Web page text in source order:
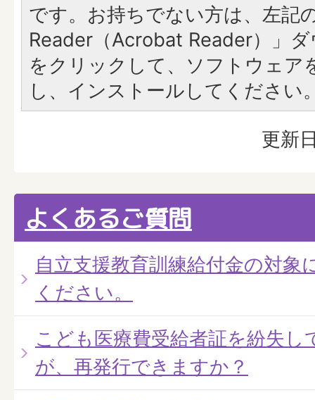
です。お持ちでない方は、左記
Reader（Acrobat Reader）」
をクリックして、ソフトウェア
し、インストールしてください
更新
よくあるご質問
自立支援教育訓練給付金の対象
ください。
こども医療費受給者証を紛失
が、再発行できますか？